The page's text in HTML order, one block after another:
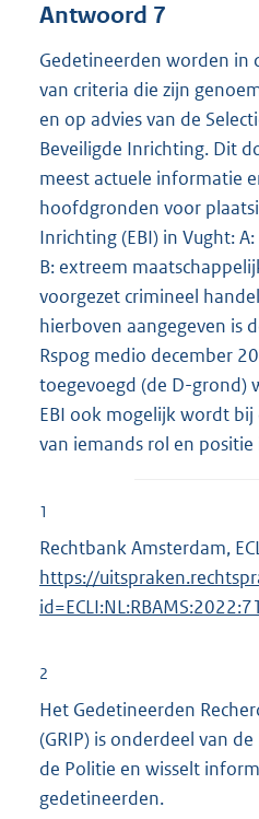
Antwoord 7
Gedetineerden worden in
van criteria die zijn
en op advies van de
Beveiligde Inrichting. Dit
meest actuele informatie
hoofdgronden voor
Inrichting (EBI) in Vught:
B: extreem
voorgezet crimineel
hierboven aangegeven is
Rspog medio december
toegevoegd (de D-grond)
EBI ook mogelijk wordt
van iemands rol en
1
Rechtbank Amsterdam,
https://
2
Het Gedetineerden
(GRIP) is onderdeel van
de Politie en wisselt
gedetineerden.